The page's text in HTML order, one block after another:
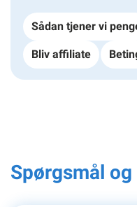
Sådan tjener vi
Bliv affiliate
Spørgsmål og